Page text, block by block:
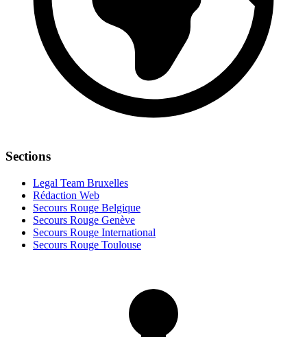
Sections
Legal Team Bruxelles
Rédaction Web
Secours Rouge Belgique
Secours Rouge Genève
Secours Rouge International
Secours Rouge Toulouse